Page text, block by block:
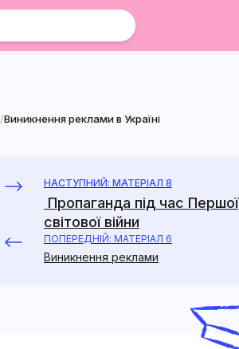
/Виникнення реклами в Україні
НАСТУПНИЙ: МАТЕРІАЛ 8
Пропаганда під час Першої
світової війни
ПОПЕРЕДНІЙ: МАТЕРІАЛ 6
Виникнення реклами